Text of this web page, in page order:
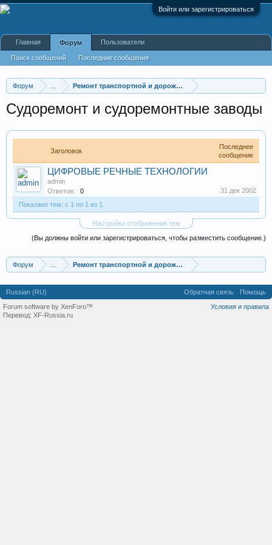
Войти или зарегистрироваться
Форум Ремонт транспортной и дорожной техники
Судоремонт и судоремонтные заводы
Заголовок
Последнее
сообщение
ЦИФРОВЫЕ РЕЧНЫЕ ТЕХНОЛОГИИ
admin
Ответов:
0
31 дек 2002
Показано тем: с 1 по 1 из 1.
Настройки отображения тем
(Вы должны войти или зарегистрироваться, чтобы разместить сообщение.)
Форум Ремонт транспортной и дорожной техники
Главная Форум
Поиск сообщений Последние сообщения
Пользователи
Russian (RU) Обратная связь
Помощь
Условия и правила
Forum software by XenForo™
Перевод: XF-Russia.ru